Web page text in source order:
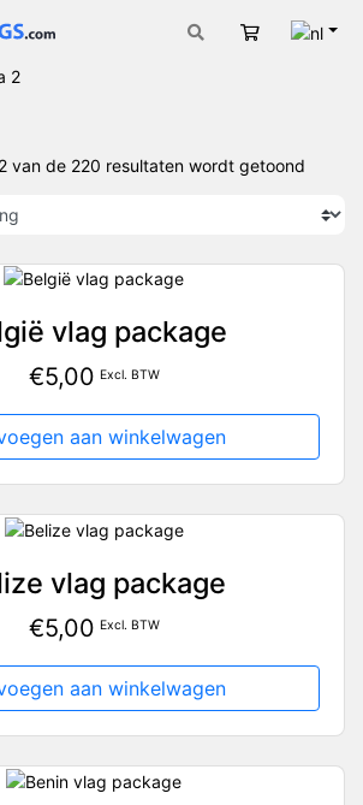
Winkelwagen
2
van de 220 resultaten wordt getoond
vlag package
€5,00 Excl. BTW
aan winkelwagen
vlag package
€5,00 Excl. BTW
aan winkelwagen